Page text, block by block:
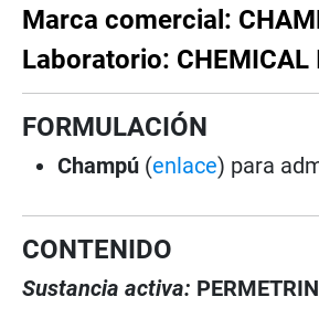
Marca comercial:
Laboratorio: CHEMICAL
FORMULACIÓN
Champú (enlace) para
CONTENIDO
Sustancia activa: